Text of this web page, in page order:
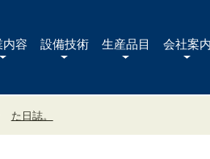
容 設備技術 生産品目 会社案内
た日誌。